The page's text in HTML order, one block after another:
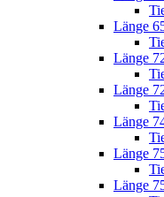
Länge
Länge
Länge
Länge
Länge
Länge